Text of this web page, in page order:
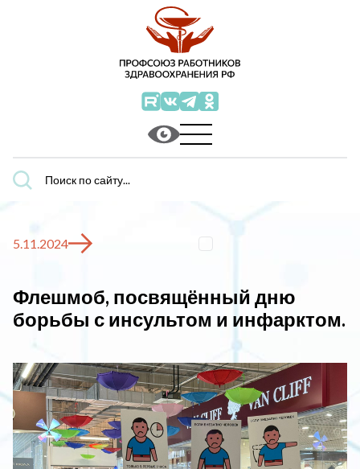
Поиск
по
5.11.2024
Флешмоб, посвящённый дню
борьбы с инсультом и инфарктом.